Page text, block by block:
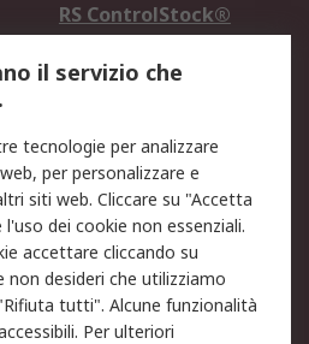
RS ControlStock®
Informativa Privacy -
Aggiornata
Termini d'uso
Condizioni generali di
servizio
il servizio che
tecnologie per analizzare
per personalizzare e
siti web. Cliccare su "Accetta
dei cookie non essenziali.
accettare cliccando su
non desideri che utilizziamo
tutti". Alcune funzionalità
Per ulteriori